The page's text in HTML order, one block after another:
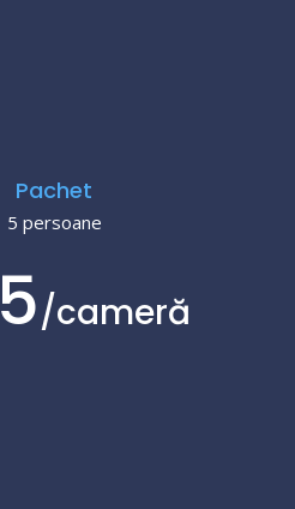
Pachet
5 persoane
/cameră